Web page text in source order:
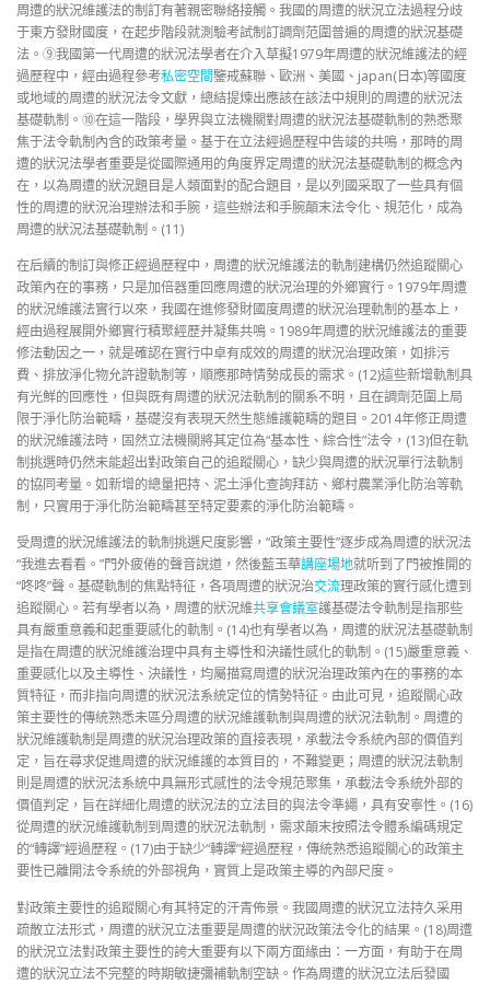
周遭的狀況維護法的制訂有著親密聯絡接觸。我國的周遭的狀況立法過程分歧
于東方發財國度，在起步階段就測驗考試制訂調劑范圍普遍的周遭的狀況基礎
法。⑨我國第一代周遭的狀況法學者在介入草擬1979年周遭的狀況維護法的經
過歷程中，經由過程參考私密空間鑒戒蘇聯、歐洲、美國、japan(日本)等國度
或地域的周遭的狀況法令文獻，總結提煉出應該在該法中規則的周遭的狀況法
基礎軌制。⑩在這一階段，學界與立法機關對周遭的狀況法基礎軌制的熟悉聚
焦于法令軌制內含的政策考量。基于在立法經過歷程中告竣的共鳴，那時的周
遭的狀況法學者重要是從國際通用的角度界定周遭的狀況法基礎軌制的概念內
在，以為周遭的狀況題目是人類面對的配合題目，是以列國采取了一些具有個
性的周遭的狀況治理辦法和手腕，這些辦法和手腕顛末法令化、規范化，成為
周遭的狀況法基礎軌制。(11)
在后續的制訂與修正經過歷程中，周遭的狀況維護法的軌制建構仍然追蹤關心
政策內在的事務，只是加倍器重回應周遭的狀況治理的外鄉實行。1979年周遭
的狀況維護法實行以來，我國在進修發財國度周遭的狀況治理軌制的基本上，
經由過程展開外鄉實行積聚經歷并凝集共鳴。1989年周遭的狀況維護法的重要
修法動因之一，就是確認在實行中卓有成效的周遭的狀況治理政策，如排污
費、排放淨化物允許證軌制等，順應那時情勢成長的需求。(12)這些新增軌制具
有光鮮的回應性，但與既有周遭的狀況法軌制的關系不明，且在調劑范圍上局
限于淨化防治範疇，基礎沒有表現天然生態維護範疇的題目。2014年修正周遭
的狀況維護法時，固然立法機關將其定位為“基本性、綜合性”法令，(13)但在軌
制挑選時仍然未能超出對政策自己的追蹤關心，缺少與周遭的狀況單行法軌制
的協同考量。如新增的總量把持、泥土淨化查詢拜訪、鄉村農業淨化防治等軌
制，只實用于淨化防治範疇甚至特定要素的淨化防治範疇。
受周遭的狀況維護法的軌制挑選尺度影響，“政策主要性”逐步成為周遭的狀況法
“我進去看看。”門外疲倦的聲音說道，然後藍玉華講座場地就听到了門被推開的
“咚咚”聲。基礎軌制的焦點特征，各項周遭的狀況治交流理政策的實行感化遭到
追蹤關心。若有學者以為，周遭的狀況維共享會議室護基礎法令軌制是指那些
具有嚴重意義和起重要感化的軌制。(14)也有學者以為，周遭的狀況法基礎軌制
是指在周遭的狀況維護治理中具有主導性和決議性感化的軌制。(15)嚴重意義、
重要感化以及主導性、決議性，均屬描寫周遭的狀況治理政策內在的事務的本
質特征，而非指向周遭的狀況法系統定位的情勢特征。由此可見，追蹤關心政
策主要性的傳統熟悉未區分周遭的狀況維護軌制與周遭的狀況法軌制。周遭的
狀況維護軌制是周遭的狀況治理政策的直接表現，承載法令系統內部的價值判
定，旨在尋求促進周遭的狀況維護的本質目的，不難變更；周遭的狀況法軌制
則是周遭的狀況法系統中具無形式感性的法令規范聚集，承載法令系統外部的
價值判定，旨在詳細化周遭的狀況法的立法目的與法令準繩，具有安寧性。(16)
從周遭的狀況維護軌制到周遭的狀況法軌制，需求顛末按照法令體系編碼規定
的“轉譯”經過歷程。(17)由于缺少“轉譯”經過歷程，傳統熟悉追蹤關心的政策主
要性已離開法令系統的外部視角，實質上是政策主導的內部尺度。
對政策主要性的追蹤關心有其特定的汗青佈景。我國周遭的狀況立法持久采用
疏散立法形式，周遭的狀況立法重要是周遭的狀況政策法令化的結果。(18)周遭
的狀況立法對政策主要性的誇大重要有以下兩方面緣由：一方面，有助于在周
遭的狀況立法不完整的時期敏捷彌補軌制空缺。作為周遭的狀況立法后發國